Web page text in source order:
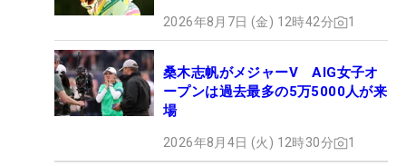
2026年8月7日 (金) 12時42分 1
桑木志帆がメジャーV AIG女子オ
ープンは過去最多の5万5000人が来
場
2026年8月4日 (火) 12時30分 1